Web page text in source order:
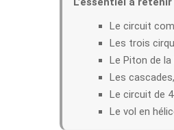
Le circuit
Les trois
Le Piton de
Les
Le circuit de
Le vol en